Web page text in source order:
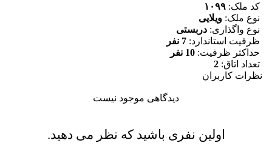
کد ملک: ۱۰۹۹
نوع ملک: ویلایی
نوع واگذاری: دربستی
ظرفیت استاندارد: 7 نفر
حداکثر ظرفیت: 10 نفر
تعداد اتاق: 2
نظرات کاربران
دیدگاهی موجود نیست
اولین نفری باشید که نظر می دهید.